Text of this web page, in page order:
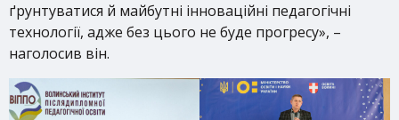
ґрунтуватися й майбутні інноваційні педагогічні
технології, адже без цього не буде прогресу», –
наголосив він.